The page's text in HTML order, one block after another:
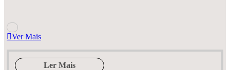
Ver Mais
Ler Mais